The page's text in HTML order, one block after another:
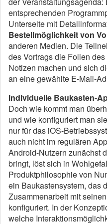
entsprechenden
Unterseite mit
Bestellmöglichkeit von
anderen Medien. Die
des Vortrags die Folien
Notizen machen und sich
an eine gewählte E-Mail-
Individuelle Baukasten-
Doch wie kommt man
und wie konfiguriert man
nur für das iOS-
auch nicht im regulären
Android-Nutzern zunächst
bringt, löst sich in
Produktphilosophie von
ein Baukastensystem, das
Zusammenarbeit mit
konfiguriert. In der
welche